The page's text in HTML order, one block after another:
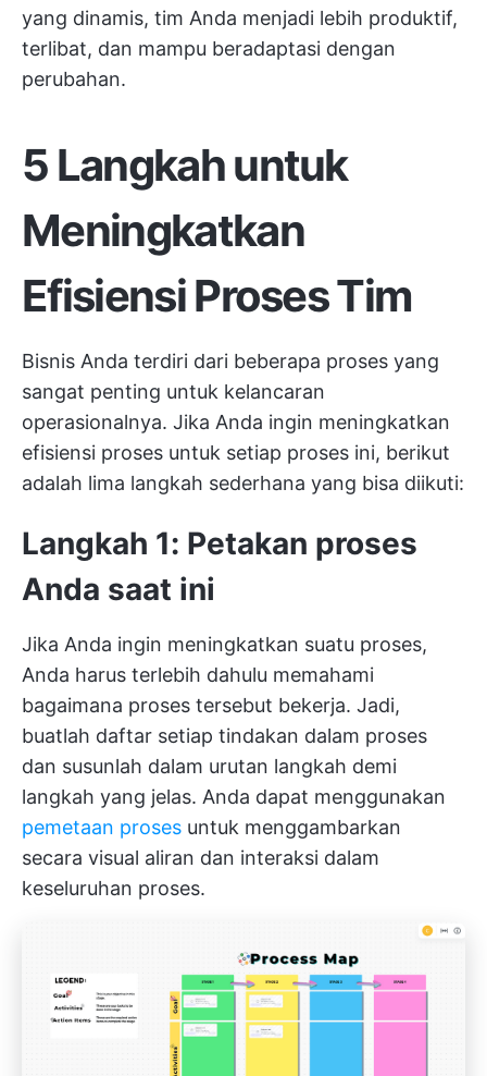
yang dinamis, tim Anda menjadi lebih produktif,
terlibat, dan mampu beradaptasi dengan
perubahan.
5 Langkah untuk
Meningkatkan
Efisiensi Proses Tim
Bisnis Anda terdiri dari beberapa proses yang
sangat penting untuk kelancaran
operasionalnya. Jika Anda ingin meningkatkan
efisiensi proses untuk setiap proses ini, berikut
adalah lima langkah sederhana yang bisa diikuti:
Langkah 1: Petakan proses
Anda saat ini
Jika Anda ingin meningkatkan suatu proses,
Anda harus terlebih dahulu memahami
bagaimana proses tersebut bekerja. Jadi,
buatlah daftar setiap tindakan dalam proses
dan susunlah dalam urutan langkah demi
langkah yang jelas. Anda dapat menggunakan
pemetaan proses untuk menggambarkan
secara visual aliran dan interaksi dalam
keseluruhan proses.